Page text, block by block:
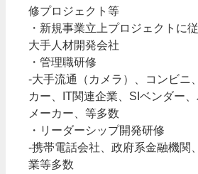
修プロジェクト等
・新規事業立上プロジェクトに
大手人材開発会社
・管理職研修
-大手流通（カメラ）、コンビニ
カー、IT関連企業、SIベンダー
メーカー、等多数
・リーダーシップ開発研修
-携帯電話会社、政府系金融機関
業等多数